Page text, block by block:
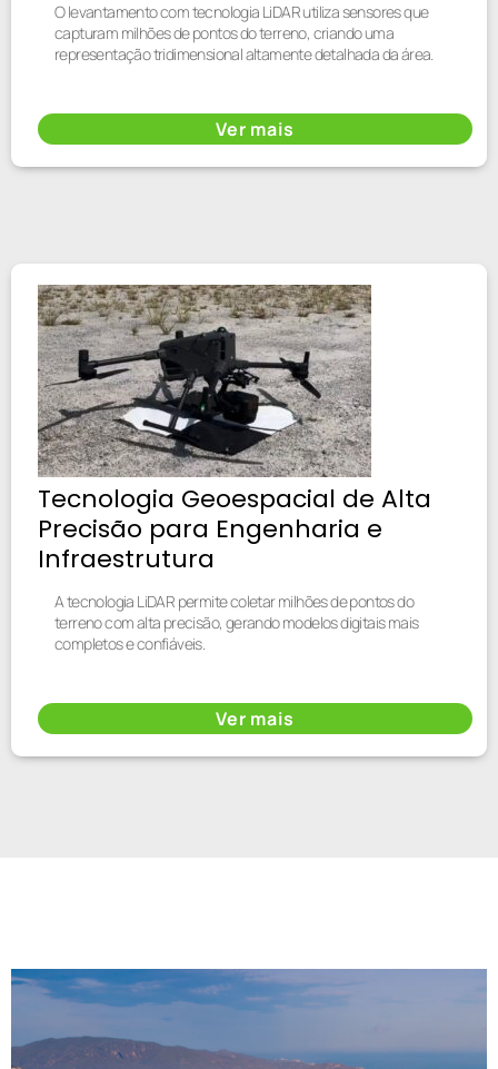
O levantamento com tecnologia LiDAR utiliza sensores que
capturam milhões de pontos do terreno, criando uma
representação tridimensional altamente detalhada da área.
Ver mais
Tecnologia Geoespacial de Alta
Precisão para Engenharia e
Infraestrutura
A tecnologia LiDAR permite coletar milhões de pontos do
terreno com alta precisão, gerando modelos digitais mais
completos e confiáveis.
Ver mais